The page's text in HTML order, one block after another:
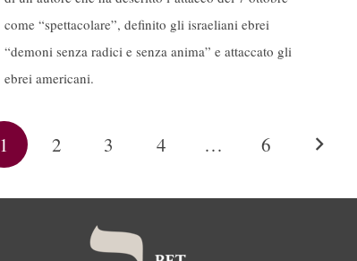
come “spettacolare”, definito gli israeliani ebrei
“demoni senza radici e senza anima” e attaccato gli
ebrei americani.
1 2 3 4 … 6